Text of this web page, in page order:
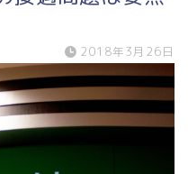
2018年3月26日